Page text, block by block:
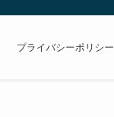
プライバシーポリシー